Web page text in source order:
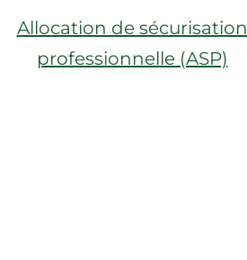
Allocation de sécurisation
professionnelle (ASP)